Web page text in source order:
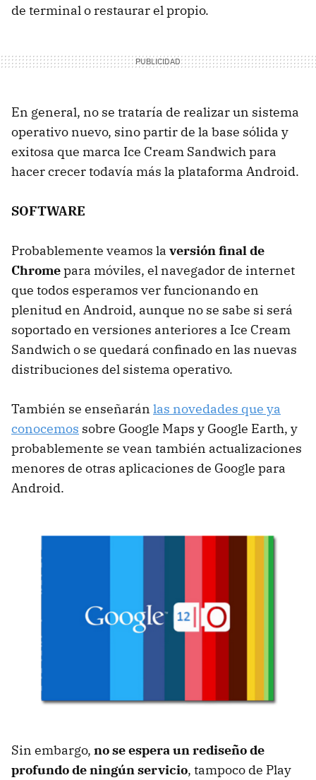
de terminal o restaurar el propio.
En general, no se trataría de realizar un sistema
operativo nuevo, sino partir de la base sólida y
exitosa que marca Ice Cream Sandwich para
hacer crecer todavía más la plataforma Android.
SOFTWARE
Probablemente veamos la versión final de
Chromepara móviles, el navegador de internet
que todos esperamos ver funcionando en
plenitud en Android, aunque no se sabe si será
soportado en versiones anteriores a Ice Cream
Sandwich o se quedará confinado en las nuevas
distribuciones del sistema operativo.
También se enseñarán las novedades que ya
conocemos sobre Google Maps y Google Earth, y
probablemente se vean también actualizaciones
menores de otras aplicaciones de Google para
Android.
Sin embargo, no se espera un rediseño de
profundo de ningún servicio, tampoco de Play